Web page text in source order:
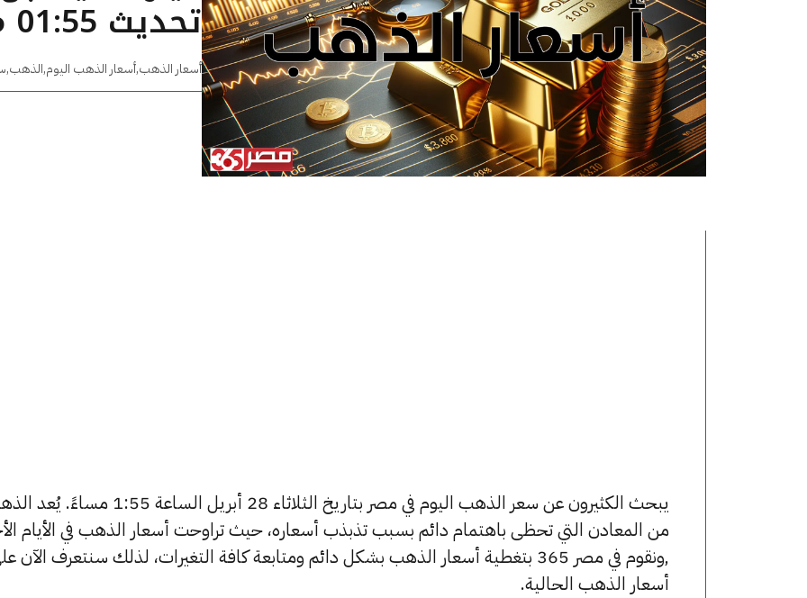
تحديث 01:55 مساءًا
أسعار الذهب,أسعار الذهب اليوم,الذهب,
يبحث الكثيرون عن سعر الذهب اليوم في مصر بتاريخ الثلاثاء 28 أبريل الساعة 1:55
من المعادن التي تحظى باهتمام دائم بسبب تذبذب أسعاره، حيث تراوحت أسعار الذهب في الأيام
,ونقوم في مصر 365 بتغطية أسعار الذهب بشكل دائم ومتابعة كافة التغيرات، لذلك سنتعرف الآن
أسعار الذهب الحالية.